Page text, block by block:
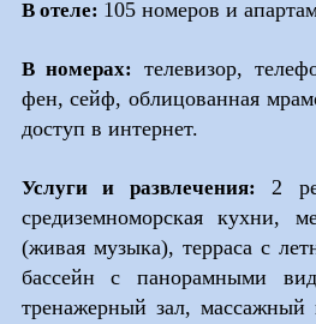
В отеле: 105 номеров и
В номерах: телевизор,
фен, сейф, облицованная
доступ в интернет.
Услуги и развлечения: 2
средиземноморская кухни,
(живая музыка), терраса с
бассейн с панорамными
тренажерный зал, массажный